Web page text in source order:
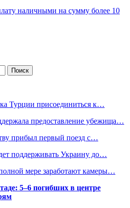
наличными на сумму более 10
Турции присоединиться к…
предоставление убежища…
прибыл первый поезд с…
поддерживать Украину до…
мере заработают камеры…
5–6 погибших в центре